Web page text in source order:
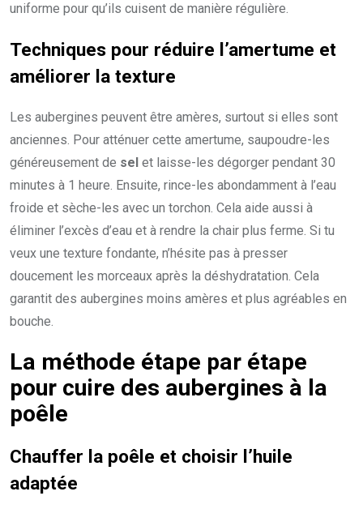
uniforme pour qu’ils cuisent de manière régulière.
Techniques pour réduire l’amertume et
améliorer la texture
Les aubergines peuvent être amères, surtout si elles sont
anciennes. Pour atténuer cette amertume, saupoudre-les
généreusement de sel et laisse-les dégorger pendant 30
minutes à 1 heure. Ensuite, rince-les abondamment à l’eau
froide et sèche-les avec un torchon. Cela aide aussi à
éliminer l’excès d’eau et à rendre la chair plus ferme. Si tu
veux une texture fondante, n’hésite pas à presser
doucement les morceaux après la déshydratation. Cela
garantit des aubergines moins amères et plus agréables en
bouche.
La méthode étape par étape
pour cuire des aubergines à la
poêle
Chauffer la poêle et choisir l’huile
adaptée